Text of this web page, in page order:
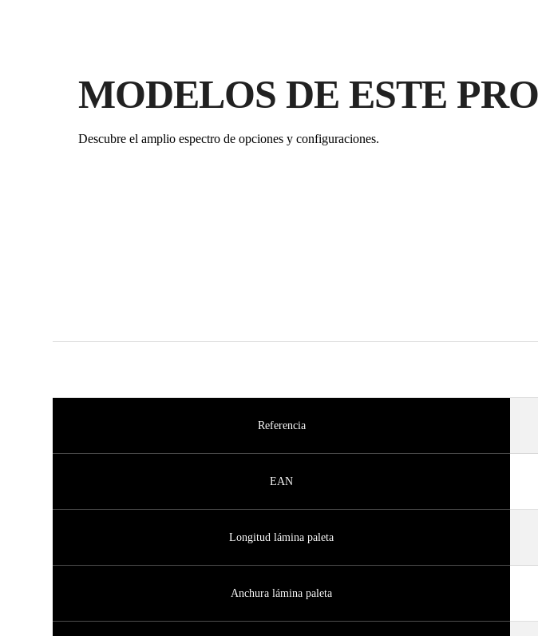
MODELOS DE ESTE
Descubre el amplio espectro de opciones y configuraciones.
Referencia
EAN
Longitud lámina paleta
Anchura lámina paleta